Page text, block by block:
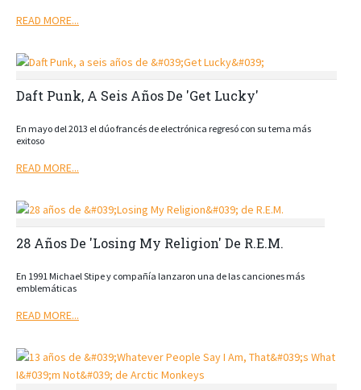
READ MORE...
Daft Punk, A Seis Años De 'Get Lucky'
En mayo del 2013 el dúo francés de electrónica regresó con su tema más
exitoso
READ MORE...
28 Años De 'Losing My Religion' De R.E.M.
En 1991 Michael Stipe y compañía lanzaron una de las canciones más
emblemáticas
READ MORE...